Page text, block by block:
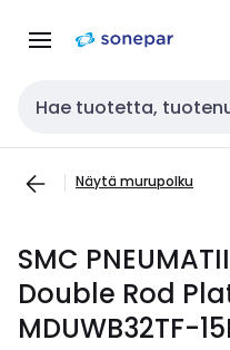
navigointiinsisältöön
Haku
Näytä murupolku
SMC
Double Rod
MDUWB32TF-